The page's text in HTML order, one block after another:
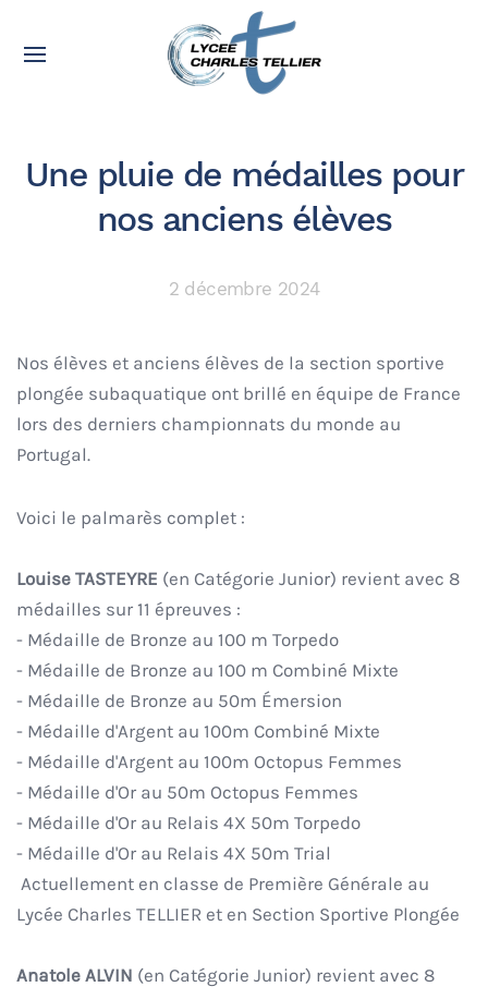
Une pluie de médailles pour
nos anciens élèves
2 décembre 2024
Nos élèves et anciens élèves de la section sportive
plongée subaquatique ont brillé en équipe de France
lors des derniers championnats du monde au
Portugal.
Voici le palmarès complet :
Louise TASTEYRE (en Catégorie Junior) revient avec 8
médailles sur 11 épreuves :
- Médaille de Bronze au 100 m Torpedo
- Médaille de Bronze au 100 m Combiné Mixte
- Médaille de Bronze au 50m Émersion
- Médaille d'Argent au 100m Combiné Mixte
- Médaille d'Argent au 100m Octopus Femmes
- Médaille d'Or au 50m Octopus Femmes
- Médaille d'Or au Relais 4X 50m Torpedo
- Médaille d'Or au Relais 4X 50m Trial
Actuellement en classe de Première Générale au
Lycée Charles TELLIER et en Section Sportive Plongée
Anatole ALVIN (en Catégorie Junior) revient avec 8